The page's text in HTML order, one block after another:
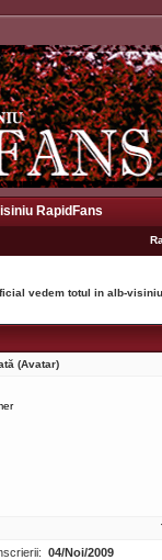
RapidFans
vedem totul in alb-
(Avatar)
04/Noi/2009